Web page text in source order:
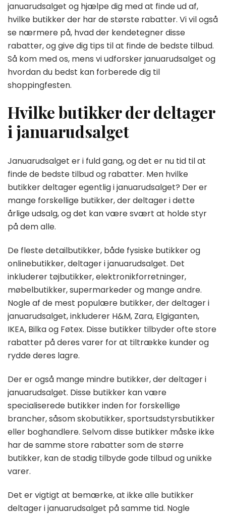
januarudsalget og hjælpe dig med at finde ud af,
hvilke butikker der har de største rabatter. Vi vil også
se nærmere på, hvad der kendetegner disse
rabatter, og give dig tips til at finde de bedste tilbud.
Så kom med os, mens vi udforsker januarudsalget og
hvordan du bedst kan forberede dig til
shoppingfesten.
Hvilke butikker der deltager
i januarudsalget
Januarudsalget er i fuld gang, og det er nu tid til at
finde de bedste tilbud og rabatter. Men hvilke
butikker deltager egentlig i januarudsalget? Der er
mange forskellige butikker, der deltager i dette
årlige udsalg, og det kan være svært at holde styr
på dem alle.
De fleste detailbutikker, både fysiske butikker og
onlinebutikker, deltager i januarudsalget. Det
inkluderer tøjbutikker, elektronikforretninger,
møbelbutikker, supermarkeder og mange andre.
Nogle af de mest populære butikker, der deltager i
januarudsalget, inkluderer H&M, Zara, Elgiganten,
IKEA, Bilka og Føtex. Disse butikker tilbyder ofte store
rabatter på deres varer for at tiltrække kunder og
rydde deres lagre.
Der er også mange mindre butikker, der deltager i
januarudsalget. Disse butikker kan være
specialiserede butikker inden for forskellige
brancher, såsom skobutikker, sportsudstyrsbutikker
eller boghandlere. Selvom disse butikker måske ikke
har de samme store rabatter som de større
butikker, kan de stadig tilbyde gode tilbud og unikke
varer.
Det er vigtigt at bemærke, at ikke alle butikker
deltager i januarudsalget på samme tid. Nogle